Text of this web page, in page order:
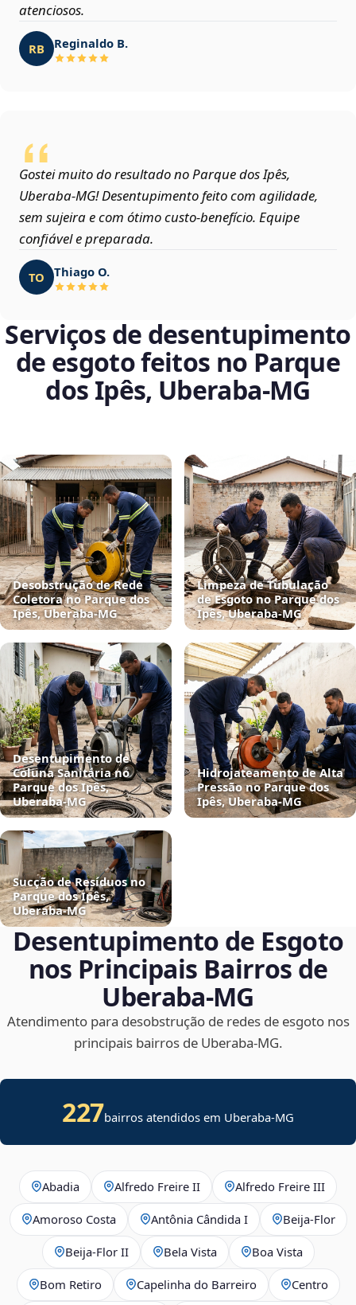
atenciosos.
RB Reginaldo B.
Gostei muito do resultado no Parque dos Ipês,
Uberaba‑MG! Desentupimento feito com agilidade,
sem sujeira e com ótimo custo-benefício. Equipe
confiável e preparada.
TO Thiago O.
Serviços de desentupimento
de esgoto feitos no Parque
dos Ipês, Uberaba‑MG
Desobstrução de Rede
Coletora no Parque dos
Ipês, Uberaba‑MG
Limpeza de Tubulação
de Esgoto no Parque dos
Ipês, Uberaba‑MG
Desentupimento de
Coluna Sanitária no
Parque dos Ipês,
Uberaba‑MG
Hidrojateamento de Alta
Pressão no Parque dos
Ipês, Uberaba‑MG
Sucção de Resíduos no
Parque dos Ipês,
Uberaba‑MG
Desentupimento de Esgoto
nos Principais Bairros de
Uberaba‑MG
Atendimento para desobstrução de redes de esgoto nos
principais bairros de Uberaba‑MG.
227bairros atendidos em Uberaba-MG
Abadia Alfredo Freire II Alfredo Freire III
Amoroso Costa Antônia Cândida I Beija‑Flor
Beija‑Flor II Bela Vista Boa Vista
Bom Retiro Capelinha do Barreiro Centro